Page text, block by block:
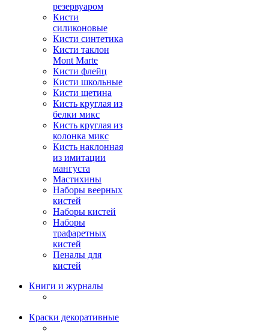
резервуаром
Кисти
силиконовые
Кисти синтетика
Кисти таклон
Mont Marte
Кисти флейц
Кисти школьные
Кисти щетина
Кисть круглая из
белки микс
Кисть круглая из
колонка микс
Кисть наклонная
из имитации
мангуста
Мастихины
Наборы веерных
кистей
Наборы кистей
Наборы
трафаретных
кистей
Пеналы для
кистей
Книги и журналы
Краски декоративные